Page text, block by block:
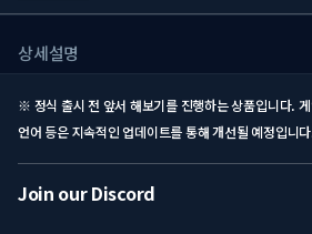
상세설명
※ 정식 출시 전 앞서 해보기를 진행하는 상품입니다.
언어 등은 지속적인 업데이트를 통해 개선될 예정입니
Join our Discord